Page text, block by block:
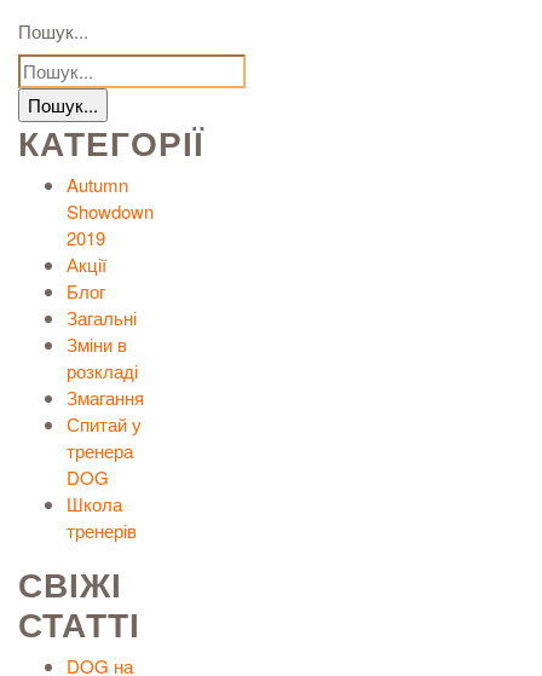
Пошук...
КАТЕГОРІЇ
Autumn
Showdown
2019
Акції
Блог
Загальні
Зміни в
розкладі
Змагання
Спитай у
тренера
DOG
Школа
тренерів
СВІЖІ
СТАТТІ
DOG на